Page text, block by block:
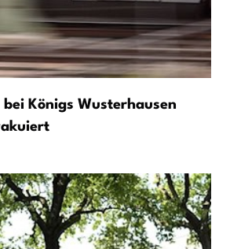
bei Königs Wusterhausen